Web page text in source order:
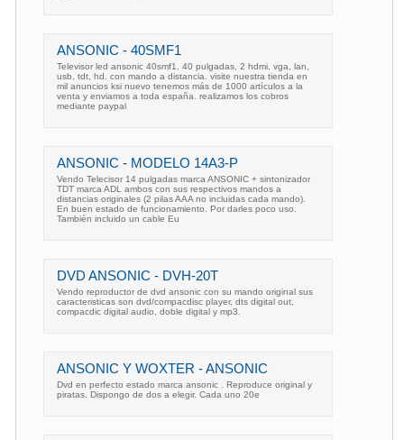
ANSONIC - 40SMF1
Televisor led ansonic 40smf1. 40 pulgadas, 2 hdmi, vga, lan,
usb, tdt, hd. con mando a distancia. visite nuestra tienda en
mil anuncios ksi nuevo tenemos más de 1000 artículos a la
venta y enviamos a toda españa. realizamos los cobros
mediante paypal
ANSONIC - MODELO 14A3-P
Vendo Telecisor 14 pulgadas marca ANSONIC + sintonizador
TDT marca ADL ambos con sus respectivos mandos a
distancias originales (2 pilas AAA no incluidas cada mando).
En buen estado de funcionamiento. Por darles poco uso.
También incluido un cable Eu
DVD ANSONIC - DVH-20T
Vendo reproductor de dvd ansonic con su mando original sus
caracteristicas son dvd/compacdisc player, dts digital out,
compacdic digital audio, doble digital y mp3.
ANSONIC Y WOXTER - ANSONIC
Dvd en perfecto estado marca ansonic . Reproduce original y
piratas. Dispongo de dos a elegir. Cada uno 20e